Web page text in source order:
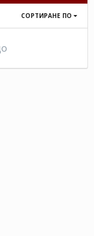
СОРТИРАНЕ ПО